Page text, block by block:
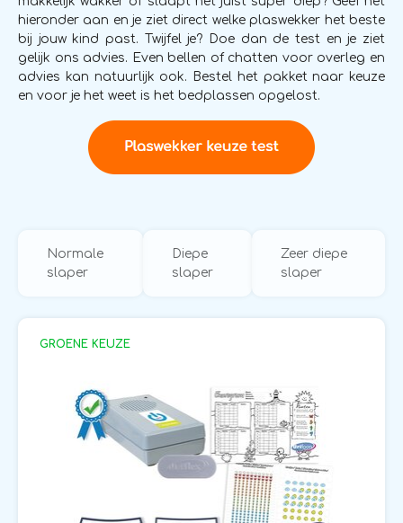
hieronder aan en je ziet direct welke plaswekker het beste
bij jouw kind past. Twijfel je? Doe dan de test en je ziet
gelijk ons advies. Even bellen of chatten voor overleg en
advies kan natuurlijk ook. Bestel het pakket naar keuze
en voor je het weet is het bedplassen opgelost.
Normale
slaper
Diepe
slaper
Zeer diepe
slaper
GROENE KEUZE